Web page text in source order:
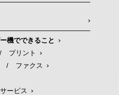
機でできること
/
プリント
/
ファクス
ービス